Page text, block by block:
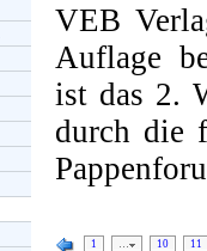
VEB
Auflage
ist das 2.
durch die
1 10 11